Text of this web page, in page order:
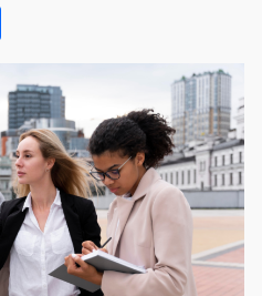
h
ar
e